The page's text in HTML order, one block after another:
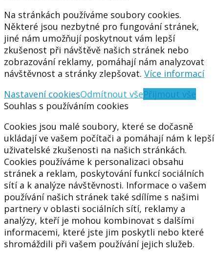
Na stránkách používáme soubory cookies.
Některé jsou nezbytné pro fungování stránek,
jiné nám umožňují poskytnout vám lepší
zkušenost při návštěvě našich stránek nebo
zobrazování reklamy, pomáhají nám analyzovat
návštěvnost a stránky zlepšovat. Více informací
Nastavení cookiesOdmítnout všePřijmout vše
Souhlas s používáním cookies
Cookies jsou malé soubory, které se dočasně
ukládají ve vašem počítači a pomáhají nám k lepší
uživatelské zkušenosti na našich stránkách.
Cookies používáme k personalizaci obsahu
stránek a reklam, poskytování funkcí sociálních
sítí a k analýze návštěvnosti. Informace o vašem
používání našich stránek také sdílíme s našimi
partnery v oblasti sociálních sítí, reklamy a
analýzy, kteří je mohou kombinovat s dalšími
informacemi, které jste jim poskytli nebo které
shromáždili při vašem používání jejich služeb.